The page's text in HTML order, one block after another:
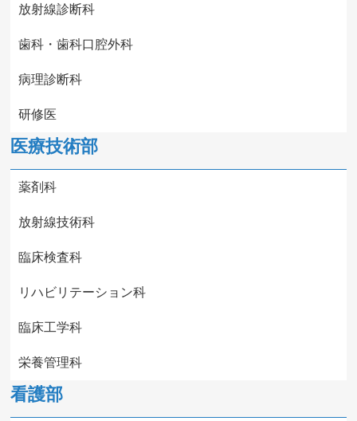
放射線診断科
歯科・歯科口腔外科
病理診断科
研修医
医療技術部
薬剤科
放射線技術科
臨床検査科
リハビリテーション科
臨床工学科
栄養管理科
看護部